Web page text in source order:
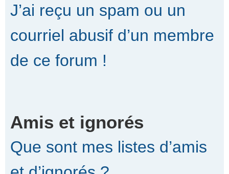
J’ai reçu un spam ou un
courriel abusif d’un membre
de ce forum !
Amis et ignorés
Que sont mes listes d’amis